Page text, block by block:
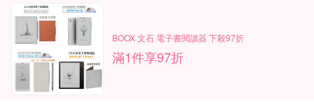
BOOX 文石 電子書閱讀器 下殺97折
滿1件享97折